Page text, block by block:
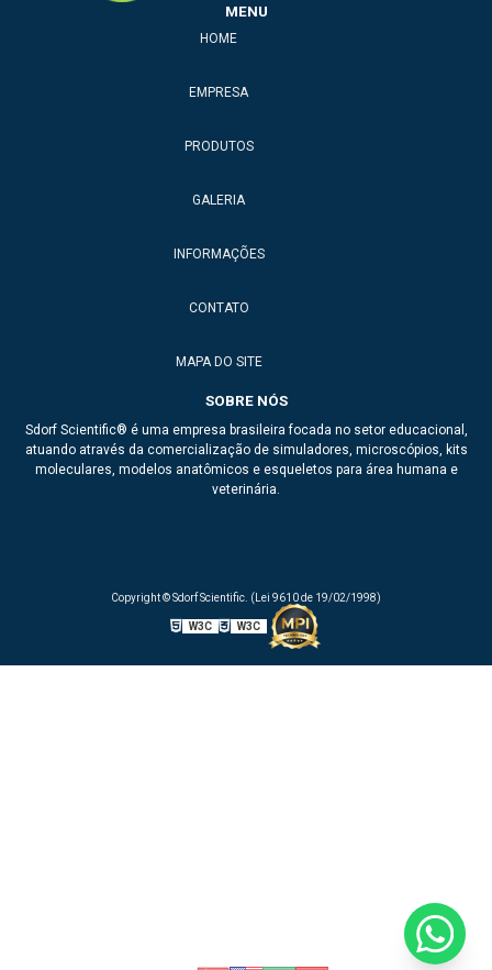
MENU
HOME
EMPRESA
PRODUTOS
GALERIA
INFORMAÇÕES
CONTATO
MAPA DO SITE
SOBRE NÓS
Sdorf Scientific® é uma empresa brasileira focada no setor educacional,
atuando através da comercialização de simuladores, microscópios, kits
moleculares, modelos anatômicos e esqueletos para área humana e
veterinária.
Copyright © Sdorf Scientific. (Lei 9610 de 19/02/1998)
W3C W3C